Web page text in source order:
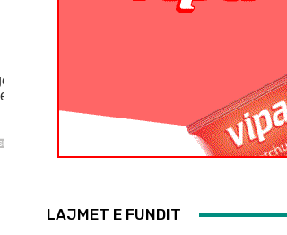
LAJMET E FUNDIT